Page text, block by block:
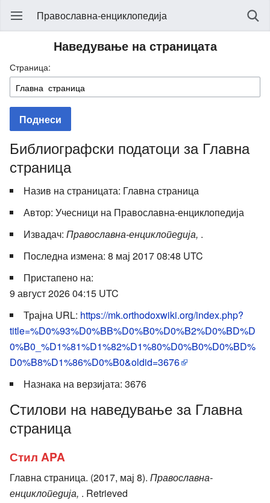
Православна-енциклопедија
Наведување на страницата
Страница:
Поднеси
Библиографски податоци за Главна
страница
Назив на страницата: Главна страница
Автор: Учесници на Православна-енциклопедија
Извадач: Православна-енциклопедија, .
Последна измена: 8 мај 2017 08:48 UTC
Пристапено на:
9 август 2026 04:15 UTC
Трајна URL: https://mk.orthodoxwiki.org/index.php?
title=%D0%93%D0%BB%D0%B0%D0%B2%D0%BD%D
0%B0_%D1%81%D1%82%D1%80%D0%B0%D0%BD%
D0%B8%D1%86%D0%B0&oldid=3676
Назнака на верзијата: 3676
Стилови на наведување за Главна
страница
Стил APA
Главна страница. (2017, мај 8). Православна-
енциклопедија, . Retrieved